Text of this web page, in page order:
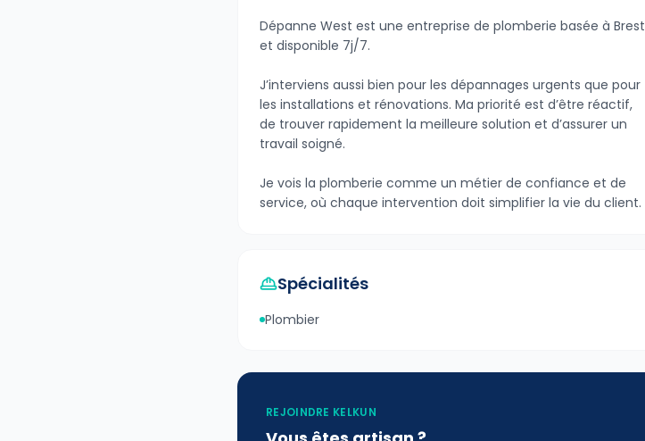
Dépanne West est une entreprise de plomberie basée à Brest
et disponible 7j/7.
J’interviens aussi bien pour les dépannages urgents que pour
les installations et rénovations. Ma priorité est d’être réactif,
de trouver rapidement la meilleure solution et d’assurer un
travail soigné.
Je vois la plomberie comme un métier de confiance et de
service, où chaque intervention doit simplifier la vie du client.
Spécialités
Plombier
REJOINDRE KELKUN